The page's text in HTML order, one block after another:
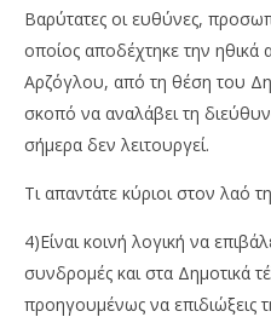
Βαρύτατες οι ευθύνες,
οποίος αποδέχτηκε την ηθικά
Αρζόγλου, από τη θέση του
σκοπό να αναλάβει τη
σήμερα δεν λειτουργεί.
Τι απαντάτε κύριοι στον λαό
4)Είναι κοινή λογική να
συνδρομές και στα Δημοτικά
προηγουμένως να επιδιώξεις